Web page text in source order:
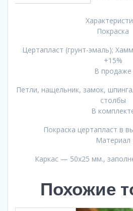
Покраска
Цертапласт (грунт-эмаль);
+15%
В продаже
Петли, нащельник, замок,
столбы
В
Покраска цертапласт в
Материал
Каркас — 50х25 мм.,
Похожие